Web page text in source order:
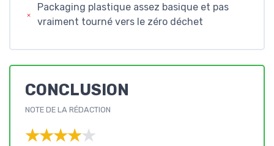
Packaging plastique assez basique et pas
vraiment tourné vers le zéro déchet
CONCLUSION
NOTE DE LA RÉDACTION
★★★★★
★★★★★